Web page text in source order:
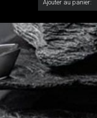
Ajouter au panier: